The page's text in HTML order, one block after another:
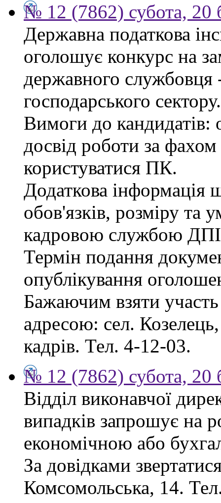
№ 12 (7862) субота, 20
Державна податкова
оголошує конкурс на
державного службовця
господарського сектору.
Вимоги до кандидатів:
досвід роботи за
користуватися ПК.
Додаткова інформація
обов'язків, розміру та
кадровою службою
Термін подання
опублікування
Бажаючим взяти участь
адресою: сел.
кадрів. Тел. 4-12-03.
№ 12 (7862) субота, 20
Відділ виконавчої
випадків запрошує на
економічною або
За довідками
Комсомольська, 14.